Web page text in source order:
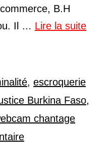
B.H
Il … Lire la suite
, escroquerie
Burkina Faso,
chantage